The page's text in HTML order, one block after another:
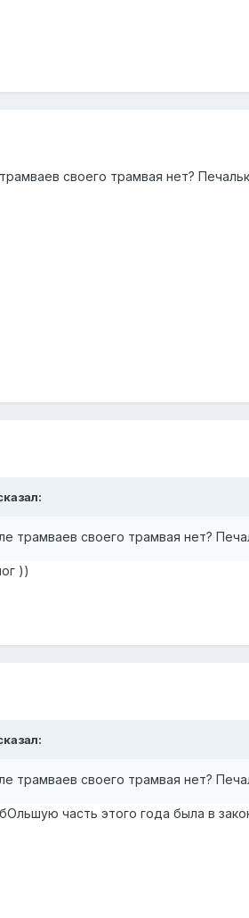
своего трамвая нет?
трамваев своего трамвая нет?
))
трамваев своего трамвая нет?
часть этого года была в